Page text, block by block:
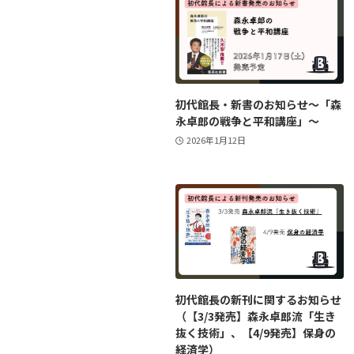
初代館長・新書のお知らせ～「森
永卓郎の戦争と平和講座」～
2026年1月12日
初代館長の新刊に関するお知らせ
（【3/3発売】森永卓郎流「生き
抜く技術」、【4/9発売】保身の
経済学）